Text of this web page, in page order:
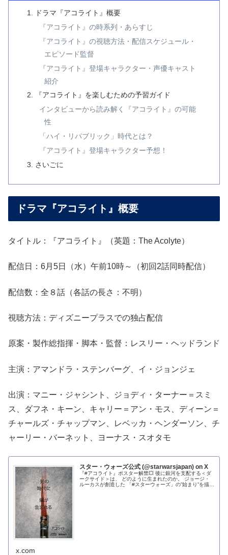
ドラマ『アコライト』概要
『アコライト』の時系列・あらすじ
『アコライト』の視聴方法・配信スケジュール・
エピソード監督
『アコライト』登場キャラクター・声優キャスト
紹介
『アコライト』を楽しむための予習ガイド
インタビューから読み解く『アコライト』の可能
性
「ハイ・リパブリック」時代とは？
『アコライト』登場キャラクター予想！
さいごに
ドラマ『アコライト』概要
タイトル：『アコライト』（英題：The Acolyte）
配信日：6月5日（水）午前10時～（初回2話同時配信）
配信数：全８話（各話の長さ：不明）
視聴方法：ディズニープラスでの独占配信
原案・製作総指揮・脚本・監督：レスリー・ヘッドランド
主演：アマンドラ・ステンバーグ、イ・ジョンジェ
出演：マニー・ジャシント、ジョディ・ターナー＝スミ
ス、ダフネ・キーン、キャリー＝アン・モス、ディーン＝
チャールズ・チャップマン、レベッカ・ヘンダーソン、チ
ャーリー・バーネット、ヨーナス・スオタモ
スター・ウォーズ公式 (@starwarsjapan) on X
『#アコライト』ポスター解禁💥 後に銀河を支配する＜ダ
ークサイド＞は、 どのように生まれたのか。 ジョージ・
ルーカスが創造した 「#スターウォーズ」の”始まり”を描く
x.com